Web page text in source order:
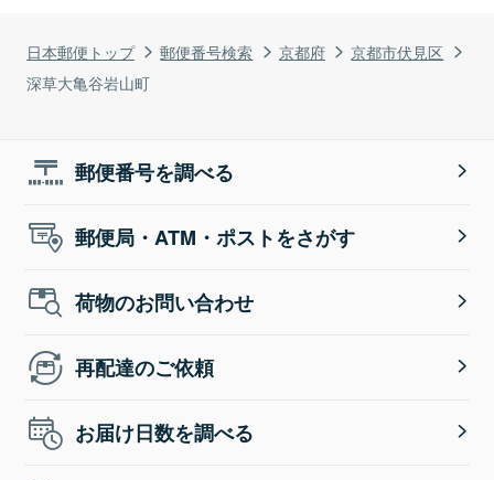
日本郵便トップ 郵便番号検索 京都府
京都市伏見区
深草大亀谷岩山町
郵便番号を調べる
郵便局・ATM・ポストをさがす
荷物のお問い合わせ
再配達のご依頼
お届け日数を調べる